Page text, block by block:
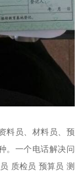
料员、材料员、预
。一个电话解决问
质检员 预算员 测